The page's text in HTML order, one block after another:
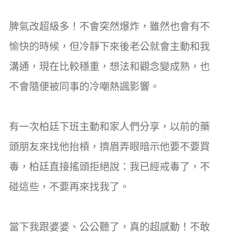
脾氣改超級多！不會突然爆炸，雖然也會有不
愉快的時候，但冷靜下來後老公就會主動和我
溝通，現在比較穩重，想法和觀念變成熟，也
不會隨便被同事的冷嘲熱諷影響。
有一次柏廷下班主動和家人們分享，以前的藥
頭朋友來找他抬槓，擠眉弄眼暗示他要不要買
毒，柏廷直接搖頭拒絕說：我已經戒毒了，不
碰這些，不要再來找我了。
當下我跟婆婆、公公聽了，真的超感動！不敢